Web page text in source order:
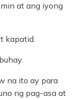
at ang iyong
kapatid.
na ito ay para
ng pag-asa at